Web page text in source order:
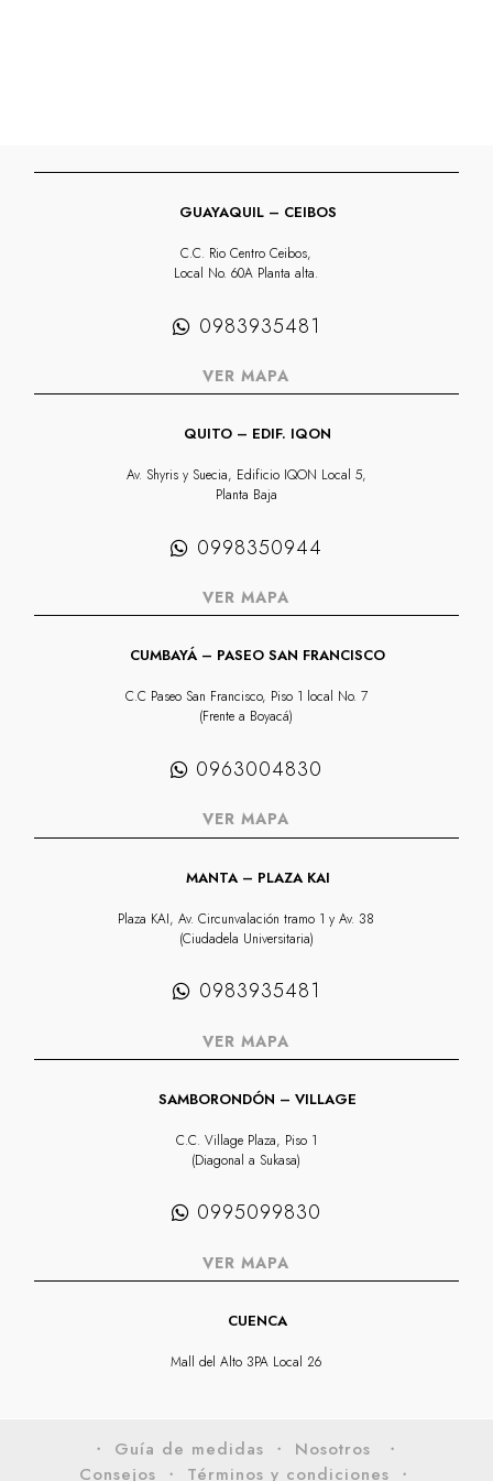
GUAYAQUIL – CEIBOS
C.C. Rio Centro Ceibos,
Local No. 60A Planta alta.
0983935481
VER MAPA
QUITO – EDIF. IQON
Av. Shyris y Suecia, Edificio IQON Local 5,
Planta Baja
0998350944
VER MAPA
CUMBAYÁ – PASEO SAN FRANCISCO
C.C Paseo San Francisco, Piso 1 local No. 7
(Frente a Boyacá)
0963004830
VER MAPA
MANTA – PLAZA KAI
Plaza KAI, Av. Circunvalación tramo 1 y Av. 38
(Ciudadela Universitaria)
0983935481
VER MAPA
SAMBORONDÓN – VILLAGE
C.C. Village Plaza, Piso 1
(Diagonal a Sukasa)
0995099830
VER MAPA
CUENCA
Mall del Alto 3PA Local 26
・ Guía de medidas ・ Nosotros
・
Consejos ・ Términos y condiciones ・